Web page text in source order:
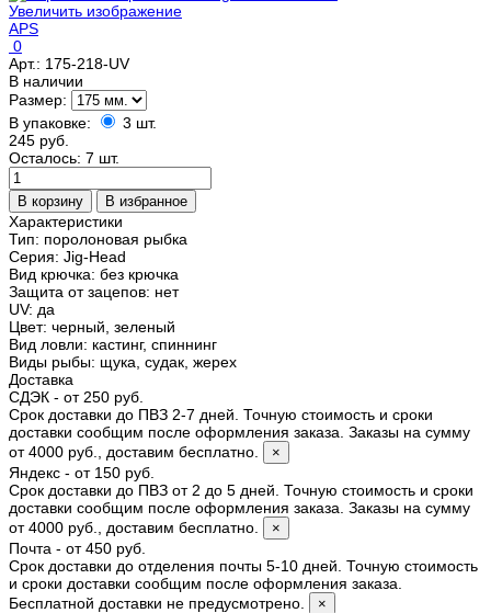
Увеличить изображение
APS
0
Арт.: 175-218-UV
В наличии
Размер:
В упаковке:
3 шт.
245 руб.
Осталось: 7 шт.
Характеристики
Тип: поролоновая рыбка
Серия: Jig-Head
Вид крючка: без крючка
Защита от зацепов: нет
UV: да
Цвет: черный, зеленый
Вид ловли: кастинг, спиннинг
Виды рыбы: щука, судак, жерех
Доставка
СДЭК - от 250 руб.
Срок доставки до ПВЗ 2-7 дней. Точную стоимость и сроки
доставки сообщим после оформления заказа. Заказы на сумму
от 4000 руб., доставим бесплатно.
×
Яндекс - от 150 руб.
Срок доставки до ПВЗ от 2 до 5 дней. Точную стоимость и сроки
доставки сообщим после оформления заказа. Заказы на сумму
от 4000 руб., доставим бесплатно.
×
Почта - от 450 руб.
Срок доставки до отделения почты 5-10 дней. Точную стоимость
и сроки доставки сообщим после оформления заказа.
Бесплатной доставки не предусмотрено.
×